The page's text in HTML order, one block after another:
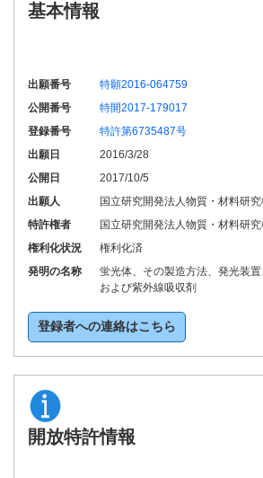
基本情報
出願番号
特願2016-064759
公開番号
特開2017-179017
登録番号
特許第6735487号
出願日
2016/3/28
公開日
2017/10/5
出願人
国立研究開発法人物質・材料研
特許権者
国立研究開発法人物質・材料研
権利化状況
権利化済
発明の名称
蛍光体、その製造方法、発光装
および紫外線吸収剤
登録者への連絡はこちら
開放特許情報